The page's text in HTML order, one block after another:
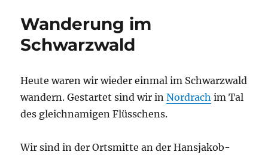
Wanderung im
Schwarzwald
Heute waren wir wieder einmal im Schwarzwald
wandern. Gestartet sind wir inNordrach im Tal
des gleichnamigen Flüsschens.
Wir sind in der Ortsmitte an der Hansjakob-